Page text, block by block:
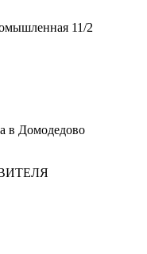
11/2
в Домодедово